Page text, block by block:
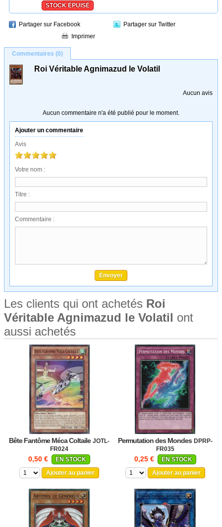
STOCK ÉPUISÉ
Partager sur Facebook
Partager sur Twitter
Imprimer
Commentaires (0)
Roi Véritable Agnimazud le Volatil
Aucun avis
Aucun commentaire n'a été publié pour le moment.
Ajouter un commentaire
Avis
Votre nom :
Titre :
Commentaire :
Les clients qui ont achetés Roi
Véritable Agnimazud le Volatil ont
aussi achetés
Bête Fantôme Méca Coltaile JOTL-
FR024
0,50 €
EN STOCK
Ajouter au panier
Permutation des Mondes DPRP-
FR035
0,25 €
EN STOCK
Ajouter au panier